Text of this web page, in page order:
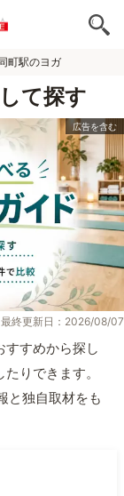
町駅のヨガ
て探す
最終更新日：2026/08/07
すすめから探し
りできます。
と独自取材をも